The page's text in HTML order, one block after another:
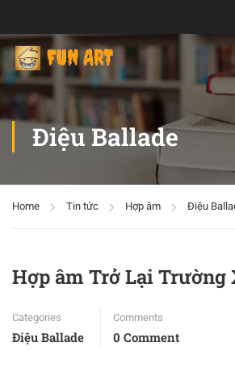
Điệu Ballade
Home Tin tức Hợp âm Điệu
Hợp âm Trở Lại Trường
Categories
Điệu Ballade
Comments
0 Comment